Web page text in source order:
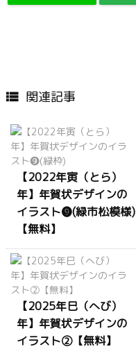
 関連記事
【2022年寅（とら）
年】年賀状デザインの
イラスト❾(緑市松模様)
【無料】
【2025年巳（へび）
年】年賀状デザインの
イラスト②【無料】